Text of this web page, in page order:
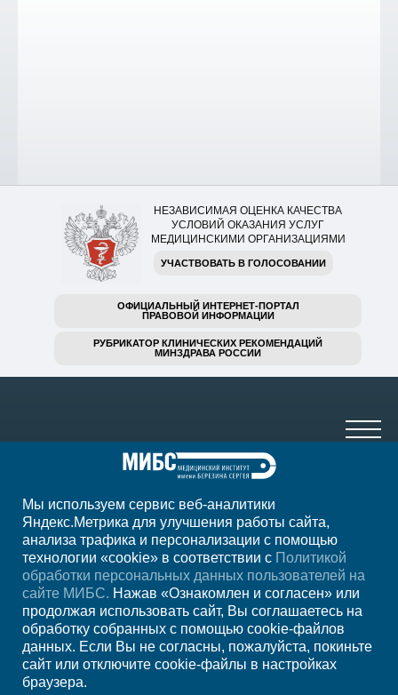
НЕЗАВИСИМАЯ ОЦЕНКА КАЧЕСТВА
УСЛОВИЙ ОКАЗАНИЯ УСЛУГ
МЕДИЦИНСКИМИ ОРГАНИЗАЦИЯМИ
УЧАСТВОВАТЬ В ГОЛОСОВАНИИ
ОФИЦИАЛЬНЫЙ ИНТЕРНЕТ-ПОРТАЛ
ПРАВОВОЙ ИНФОРМАЦИИ
РУБРИКАТОР КЛИНИЧЕСКИХ РЕКОМЕНДАЦИЙ
МИНЗДРАВА РОССИИ
+7 (4852) 208-218
ежедн. 7.00-23.00
РегионЯрославль
Записаться на
прием
Мы используем сервис веб-аналитики
Яндекс.Метрика для улучшения работы сайта,
анализа трафика и персонализации с помощью
технологии «cookie» в соответствии с Политикой
обработки персональных данных пользователей на
сайте МИБС. Нажав «Ознакомлен и согласен» или
продолжая использовать сайт, Вы соглашаетесь на
обработку собранных с помощью cookie-файлов
данных. Если Вы не согласны, пожалуйста, покиньте
сайт или отключите cookie-файлы в настройках
браузера.